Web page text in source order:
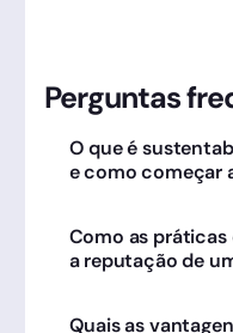
Perguntas
O que é
e como começar
social/ambiental.
com a Clicksign é
Como as práticas
a reputação de
Clicksign reforça o
Quais as